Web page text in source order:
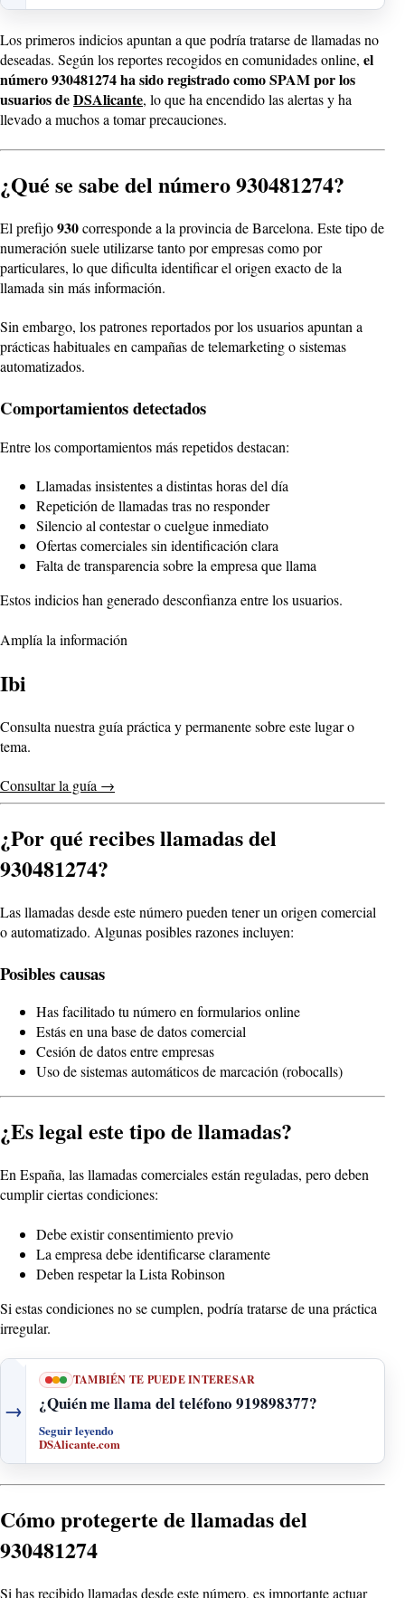
Los primeros indicios apuntan a que podría tratarse de llamadas no
deseadas. Según los reportes recogidos en comunidades online, el
número 930481274 ha sido registrado como SPAM por los
usuarios deDSAlicante, lo que ha encendido las alertas y ha
llevado a muchos a tomar precauciones.
¿Qué se sabe del número 930481274?
El prefijo930corresponde a la provincia de Barcelona. Este tipo de
numeración suele utilizarse tanto por empresas como por
particulares, lo que dificulta identificar el origen exacto de la
llamada sin más información.
Sin embargo, los patrones reportados por los usuarios apuntan a
prácticas habituales en campañas de telemarketing o sistemas
automatizados.
Comportamientos detectados
Entre los comportamientos más repetidos destacan:
Llamadas insistentes a distintas horas del día
Repetición de llamadas tras no responder
Silencio al contestar o cuelgue inmediato
Ofertas comerciales sin identificación clara
Falta de transparencia sobre la empresa que llama
Estos indicios han generado desconfianza entre los usuarios.
Amplía la información
Ibi
Consulta nuestra guía práctica y permanente sobre este lugar o
tema.
Consultar la guía →
¿Por qué recibes llamadas del
930481274?
Las llamadas desde este número pueden tener un origen comercial
o automatizado. Algunas posibles razones incluyen:
Posibles causas
Has facilitado tu número en formularios online
Estás en una base de datos comercial
Cesión de datos entre empresas
Uso de sistemas automáticos de marcación (robocalls)
¿Es legal este tipo de llamadas?
En España, las llamadas comerciales están reguladas, pero deben
cumplir ciertas condiciones:
Debe existir consentimiento previo
La empresa debe identificarse claramente
Deben respetar la Lista Robinson
Si estas condiciones no se cumplen, podría tratarse de una práctica
irregular.
→
TAMBIÉN TE PUEDE INTERESAR
¿Quién me llama del teléfono 919898377?
Seguir leyendo
DSAlicante.com
Cómo protegerte de llamadas del
930481274
Si has recibido llamadas desde este número, es importante actuar